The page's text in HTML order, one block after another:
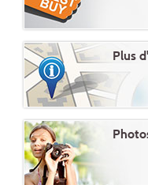
Plus